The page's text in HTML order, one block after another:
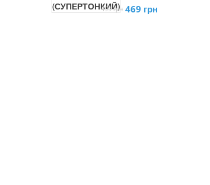
499 грн 469 грн